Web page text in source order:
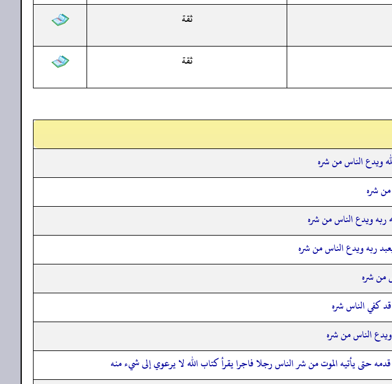
ثقة
ثقة
ويدع الناس من شره
شره
ربه ويدع الناس من شره
ربه ويدع الناس من شره
من شره
كفي الناس شره
الناس من شره
حتى يأتيه الموت من شر الناس رجلا فاجرا يقرأ كتاب الله لا يرعوي إلى شيء منه